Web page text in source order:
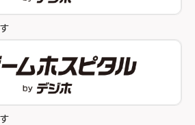
王子
田
祥寺
川